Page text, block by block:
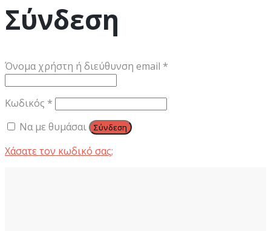
Σύνδεση
Όνομα χρήστη ή διεύθυνση email *
Κωδικός * Απαιτείται
Να με θυμάσαι
Σύνδεση
Χάσατε τον κωδικό σας;